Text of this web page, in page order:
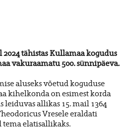
2024 tähistas Kullamaa kogudus
vakuraamatu 500. sünnipäeva.
aluseks võetud koguduse
kihelkonda on esimest korda
allikas 15. mail 1364
Vresele eraldati
elatisallikaks.